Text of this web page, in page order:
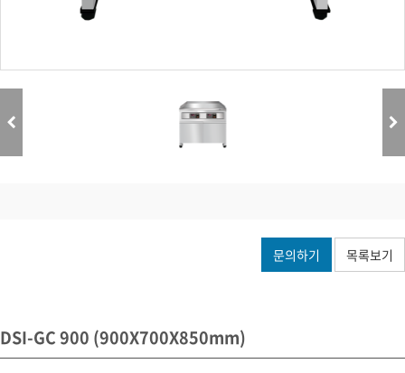
문의하기 목록보기
DSI-GC 900 (900X700X850mm)